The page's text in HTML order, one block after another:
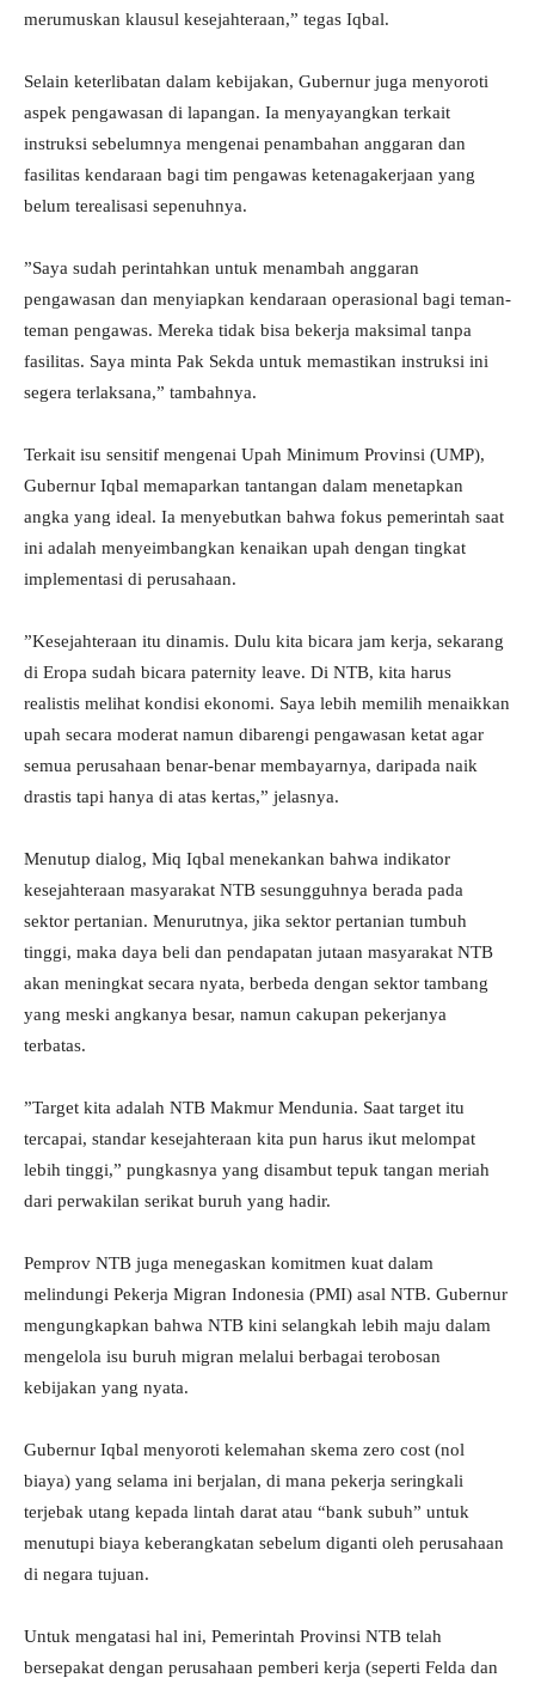
merumuskan klausul kesejahteraan,” tegas Iqbal.
​Selain keterlibatan dalam kebijakan, Gubernur juga menyoroti
aspek pengawasan di lapangan. Ia menyayangkan terkait
instruksi sebelumnya mengenai penambahan anggaran dan
fasilitas kendaraan bagi tim pengawas ketenagakerjaan yang
belum terealisasi sepenuhnya.
​”Saya sudah perintahkan untuk menambah anggaran
pengawasan dan menyiapkan kendaraan operasional bagi teman-
teman pengawas. Mereka tidak bisa bekerja maksimal tanpa
fasilitas. Saya minta Pak Sekda untuk memastikan instruksi ini
segera terlaksana,” tambahnya.
​Terkait isu sensitif mengenai Upah Minimum Provinsi (UMP),
Gubernur Iqbal memaparkan tantangan dalam menetapkan
angka yang ideal. Ia menyebutkan bahwa fokus pemerintah saat
ini adalah menyeimbangkan kenaikan upah dengan tingkat
implementasi di perusahaan.
​”Kesejahteraan itu dinamis. Dulu kita bicara jam kerja, sekarang
di Eropa sudah bicara paternity leave. Di NTB, kita harus
realistis melihat kondisi ekonomi. Saya lebih memilih menaikkan
upah secara moderat namun dibarengi pengawasan ketat agar
semua perusahaan benar-benar membayarnya, daripada naik
drastis tapi hanya di atas kertas,” jelasnya.
​Menutup dialog, Miq Iqbal menekankan bahwa indikator
kesejahteraan masyarakat NTB sesungguhnya berada pada
sektor pertanian. Menurutnya, jika sektor pertanian tumbuh
tinggi, maka daya beli dan pendapatan jutaan masyarakat NTB
akan meningkat secara nyata, berbeda dengan sektor tambang
yang meski angkanya besar, namun cakupan pekerjanya
terbatas.
​”Target kita adalah NTB Makmur Mendunia. Saat target itu
tercapai, standar kesejahteraan kita pun harus ikut melompat
lebih tinggi,” pungkasnya yang disambut tepuk tangan meriah
dari perwakilan serikat buruh yang hadir.
Pemprov NTB juga menegaskan komitmen kuat dalam
melindungi Pekerja Migran Indonesia (PMI) asal NTB. Gubernur
mengungkapkan bahwa NTB kini selangkah lebih maju dalam
mengelola isu buruh migran melalui berbagai terobosan
kebijakan yang nyata.
​Gubernur Iqbal menyoroti kelemahan skema zero cost (nol
biaya) yang selama ini berjalan, di mana pekerja seringkali
terjebak utang kepada lintah darat atau “bank subuh” untuk
menutupi biaya keberangkatan sebelum diganti oleh perusahaan
di negara tujuan.
​Untuk mengatasi hal ini, Pemerintah Provinsi NTB telah
bersepakat dengan perusahaan pemberi kerja (seperti Felda dan